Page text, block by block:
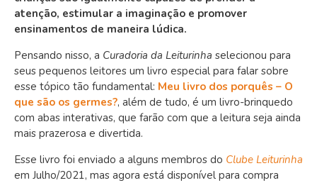
atenção, estimular a imaginação e promover
ensinamentos de maneira lúdica.
Pensando nisso, a Curadoria da Leiturinha selecionou para
seus pequenos leitores um livro especial para falar sobre
esse tópico tão fundamental: Meu livro dos porquês – O
que são os germes?, além de tudo, é um livro-brinquedo
com abas interativas, que farão com que a leitura seja ainda
mais prazerosa e divertida.
Esse livro foi enviado a alguns membros do Clube Leiturinha
em Julho/2021, mas agora está disponível para compra